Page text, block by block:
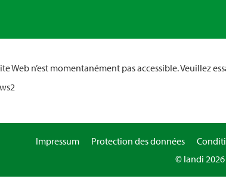
Web n’est momentanément pas accessible. Veuillez
Impressum Protection des données
© landi 2026